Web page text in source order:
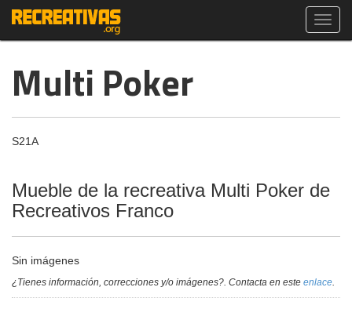
Multi Poker
S21A
Mueble de la recreativa Multi Poker de
Recreativos Franco
Sin imágenes
¿Tienes información, correcciones y/o imágenes?. Contacta en este enlace.